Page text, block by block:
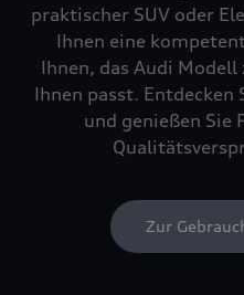
praktischer SUV oder
Ihnen eine
Ihnen, das Audi
Ihnen passt. Entdecken
und genießen Sie
Zur